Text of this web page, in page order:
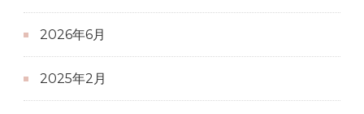
2026年6月
2025年2月